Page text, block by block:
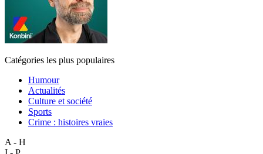
Catégories les plus populaires
Humour
Actualités
Culture et société
Sports
Crime : histoires vraies
A - H